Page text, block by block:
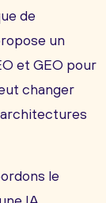
de
un
et GEO pour
changer
le